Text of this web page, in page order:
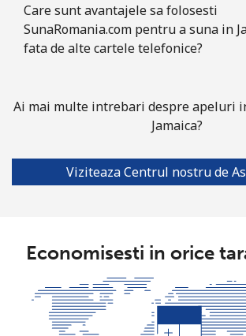
Care sunt avantajele sa folosesti
SunaRomania.com pentru a suna in
fata de alte cartele telefonice?
Ai mai multe intrebari despre apeluri
Jamaica?
Viziteaza Centrul nostru de
Economisesti in orice